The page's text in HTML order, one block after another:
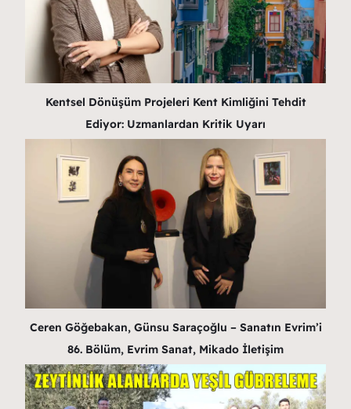
Kentsel Dönüşüm Projeleri Kent Kimliğini Tehdit
Ediyor: Uzmanlardan Kritik Uyarı
Ceren Göğebakan, Günsu Saraçoğlu – Sanatın Evrim’i
86. Bölüm, Evrim Sanat, Mikado İletişim